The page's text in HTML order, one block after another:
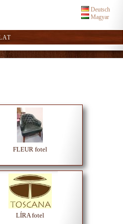
Deutsch
Magyar
FLEUR fotel
LÍRA fotel